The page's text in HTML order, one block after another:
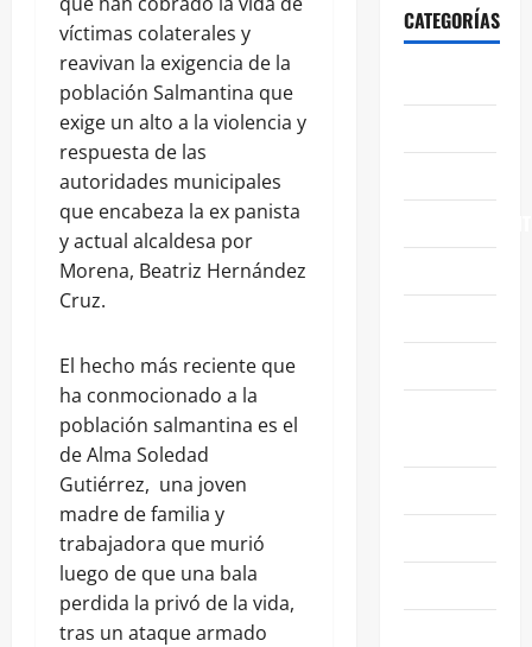
víctimas colaterales y
reavivan la exigencia de la
población Salmantina que
exige un alto a la violencia y
respuesta de las
autoridades municipales
que encabeza la ex panista
y actual alcaldesa por
Morena, Beatriz Hernández
Cruz.
El hecho más reciente que
ha conmocionado a la
población salmantina es el
de Alma Soledad
Gutiérrez, una joven
madre de familia y
trabajadora que murió
luego de que una bala
perdida la privó de la vida,
tras un ataque armado
CATEGORÍAS